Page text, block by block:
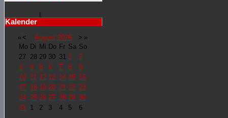
Kalender
« < August 2026 > »
Mo Di Mi Do Fr Sa So
27 28 29 30 31 1
2
3
4 5 6 7 8
9
10 11 12 13 14 15 16
17 18 19 20 21 22 23
24 25 26 27 28 29 30
31
1 2 3 4 5 6